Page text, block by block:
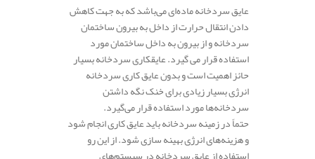
عایق سردخانه ماده‌ای می‌باشد که به جهت کاهش
دادن انتقال حرارت از داخل به بیرون ساختمان
سردخانه و از بیرون به داخل ساختمان مورد
استفاده قرار می گیرد. عایقکاری سردخانه بسیار
حائز اهمیت است و بدون عایق کاری سردخانه
انرژی بسیار زیادی برای خنک نگه داشتن
سردخانه‌ها مورد استفاده قرار می‌گیرد.
حتماً در زمینه سردخانه باید عایق کاری انجام شود
و هزینه‌های انرژی بهینه سازی شود. از این رو